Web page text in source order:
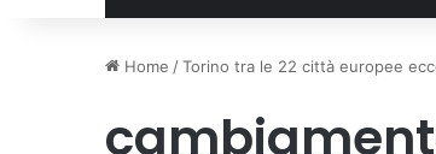
Home /Torino tra le 22 città europee